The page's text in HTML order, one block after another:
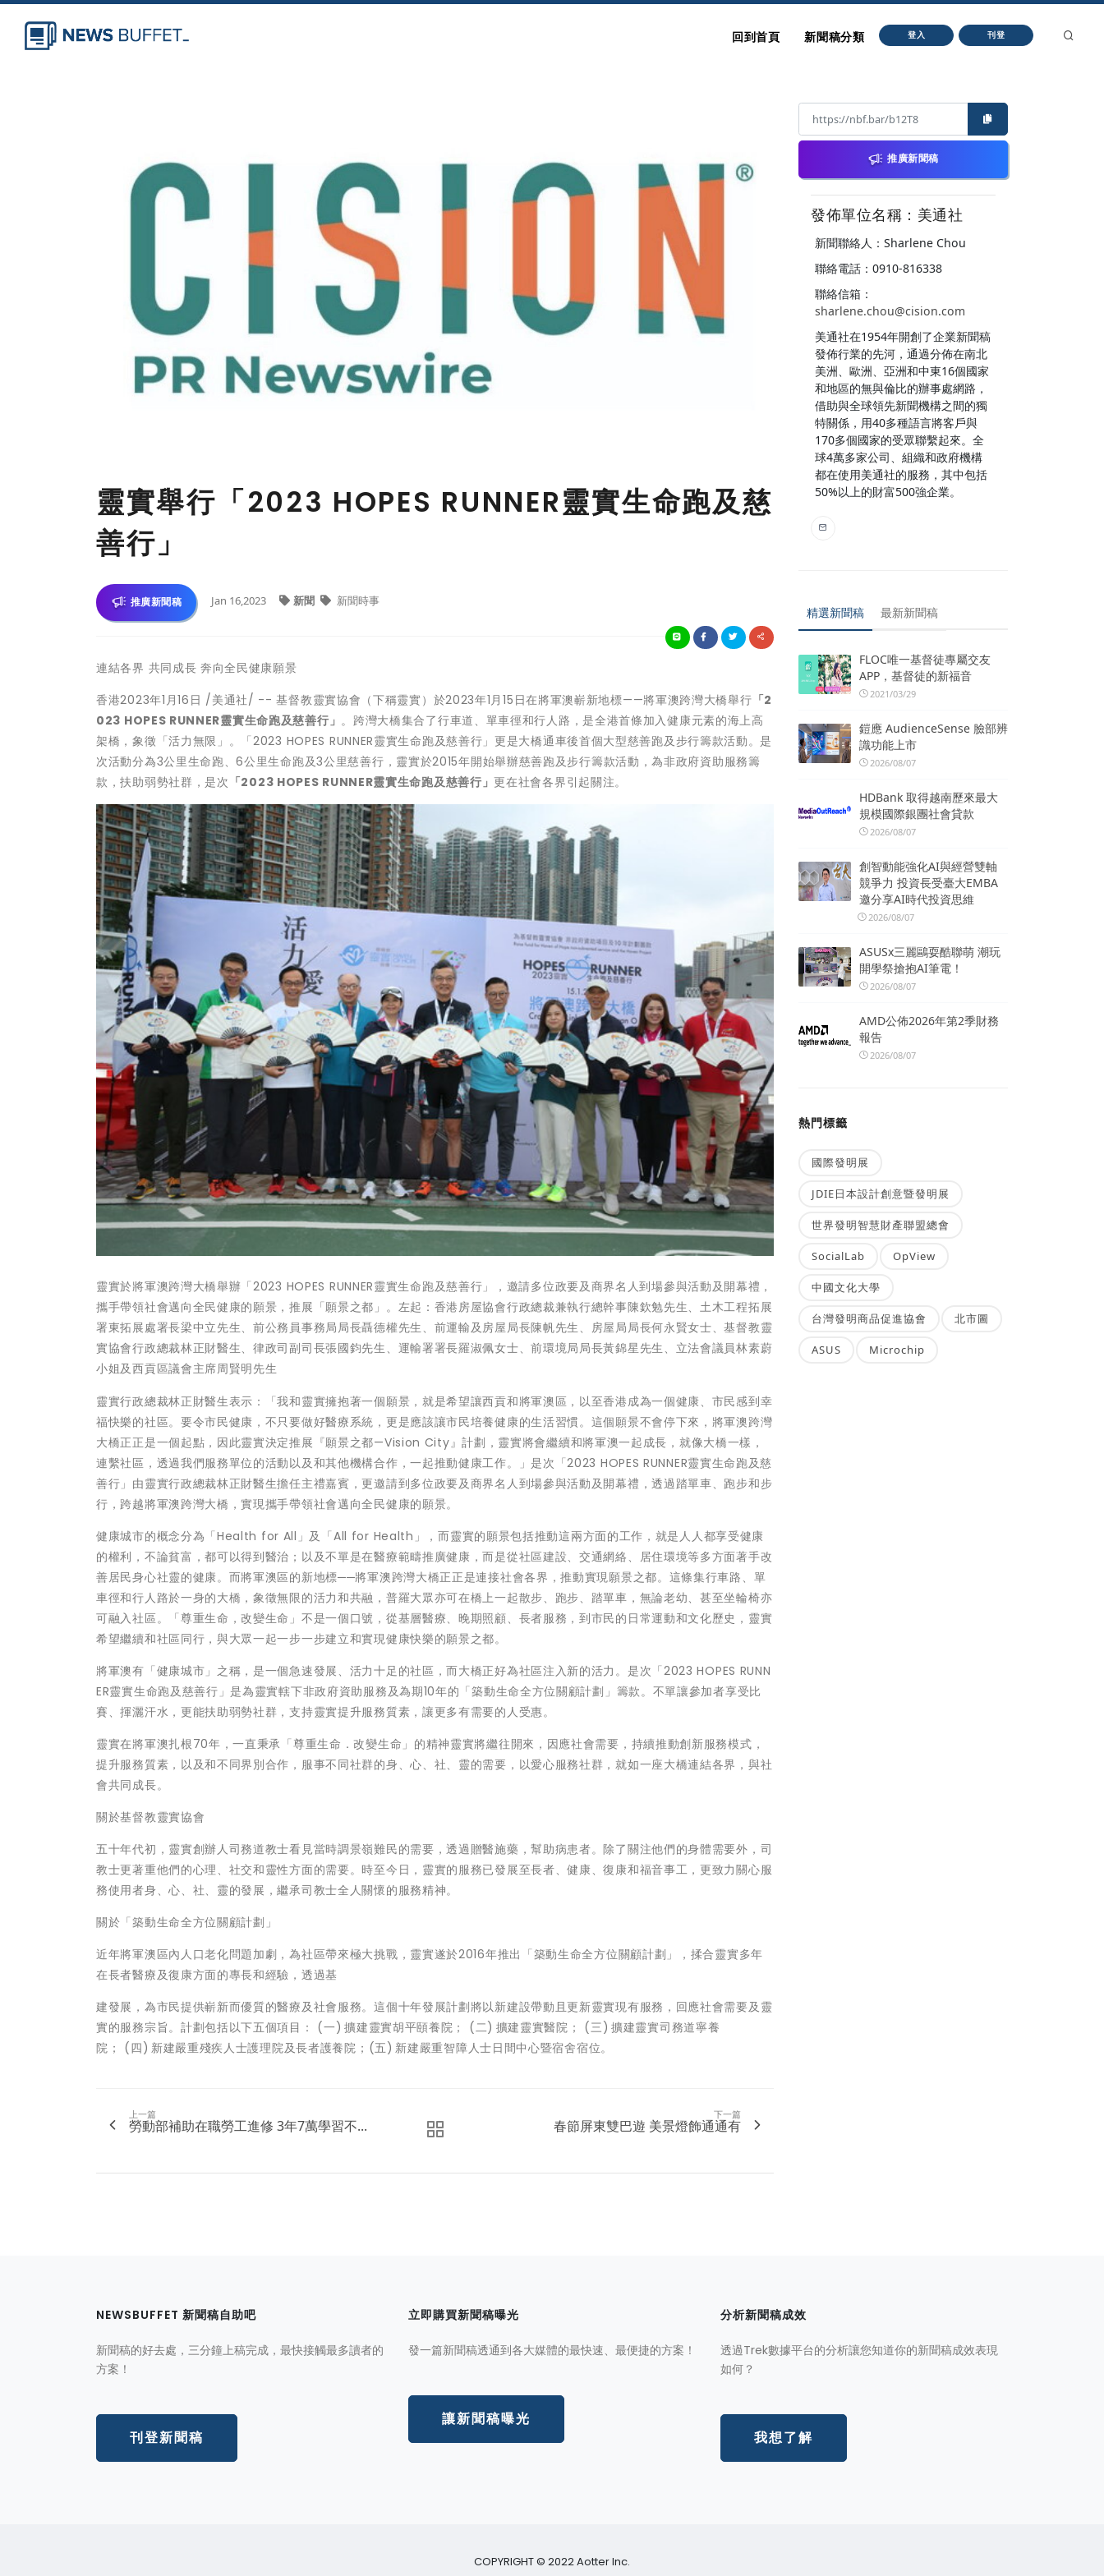
回到首頁 新聞稿分類 登入 刊登
靈實舉行「2023 HOPES RUNNER靈實生命跑及慈
善行」
推廣新聞稿 Jan 16,2023 新聞 新聞時事
連結各界 共同成長 奔向全民健康願景
香港2023年1月16日 /美通社/ -- 基督教靈實協會（下稱靈實）於2023年1月15日在將軍澳嶄新地標——將軍澳跨灣大橋舉行 「2
023 HOPES RUNNER靈實生命跑及慈善行」 。跨灣大橋集合了行車道、單車徑和行人路，是全港首條加入健康元素的海上高
架橋，象徵「活力無限」。「2023 HOPES RUNNER靈實生命跑及慈善行」更是大橋通車後首個大型慈善跑及步行籌款活動。是
次活動分為3公里生命跑、6公里生命跑及3公里慈善行，靈實於2015年開始舉辦慈善跑及步行籌款活動，為非政府資助服務籌
款，扶助弱勢社群，是次 「2023 HOPES RUNNER靈實生命跑及慈善行」更在社會各界引起關注。
靈實於將軍澳跨灣大橋舉辦「2023 HOPES RUNNER靈實生命跑及慈善行」，邀請多位政要及商界名人到場參與活動及開幕禮，
攜手帶領社會邁向全民健康的願景，推展「願景之都」。左起：香港房屋協會行政總裁兼執行總幹事陳欽勉先生、土木工程拓展
署東拓展處署長梁中立先生、前公務員事務局局長聶德權先生、前運輸及房屋局長陳帆先生、房屋局局長何永賢女士、基督教靈
實協會行政總裁林正財醫生、律政司副司長張國鈞先生、運輸署署長羅淑佩女士、前環境局局長黃錦星先生、立法會議員林素蔚
小姐及西貢區議會主席周賢明先生
靈實行政總裁林正財醫生表示：「我和靈實擁抱著一個願景，就是希望讓西貢和將軍澳區，以至香港成為一個健康、市民感到幸
福快樂的社區。要令市民健康，不只要做好醫療系統，更是應該讓市民培養健康的生活習慣。這個願景不會停下來，將軍澳跨灣
大橋正正是一個起點，因此靈實決定推展『願景之都—Vision City』計劃，靈實將會繼續和將軍澳一起成長，就像大橋一樣，
連繫社區，透過我們服務單位的活動以及和其他機構合作，一起推動健康工作。」是次「2023 HOPES RUNNER靈實生命跑及慈
善行」由靈實行政總裁林正財醫生擔任主禮嘉賓，更邀請到多位政要及商界名人到場參與活動及開幕禮，透過踏單車、跑步和步
行，跨越將軍澳跨灣大橋，實現攜手帶領社會邁向全民健康的願景。
健康城市的概念分為「Health for All」及「All for Health」，而靈實的願景包括推動這兩方面的工作，就是人人都享受健康
的權利，不論貧富，都可以得到醫治；以及不單是在醫療範疇推廣健康，而是從社區建設、交通網絡、居住環境等多方面著手改
善居民身心社靈的健康。而將軍澳區的新地標──將軍澳跨灣大橋正正是連接社會各界，推動實現願景之都。這條集行車路、單
車徑和行人路於一身的大橋，象徵無限的活力和共融，普羅大眾亦可在橋上一起散步、跑步、踏單車，無論老幼、甚至坐輪椅亦
可融入社區。「尊重生命，改變生命」不是一個口號，從基層醫療、晚期照顧、長者服務，到市民的日常運動和文化歷史，靈實
希望繼續和社區同行，與大眾一起一步一步建立和實現健康快樂的願景之都。
將軍澳有「健康城市」之稱，是一個急速發展、活力十足的社區，而大橋正好為社區注入新的活力。 是次「2023 HOPES RUNN
ER靈實生命跑及慈善行」是為靈實轄下非政府資助服務及為期10年的「築動生命全方位關顧計劃」籌款。不單讓參加者享受比
賽、揮灑汗水，更能扶助弱勢社群，支持靈實提升服務質素，讓更多有需要的人受惠。
靈實在將軍澳扎根70年，一直秉承「尊重生命．改變生命」的精神靈實將繼往開來，因應社會需要，持續推動創新服務模式，
提升服務質素，以及和不同界別合作，服事不同社群的身、心、社、靈的需要，以愛心服務社群，就如一座大橋連結各界，與社
會共同成長。
關於基督教靈實協會
五十年代初，靈實創辦人司務道教士看見當時調景嶺難民的需要，透過贈醫施藥，幫助病患者。除了關注他們的身體需要外，司
教士更著重他們的心理、社交和靈性方面的需要。時至今日，靈實的服務已發展至長者、健康、復康和福音事工，更致力關心服
務使用者身、心、社、靈的發展，繼承司教士全人關懷的服務精神。
關於「築動生命全方位關顧計劃」
近年將軍澳區內人口老化問題加劇，為社區帶來極大挑戰，靈實遂於2016年推出「築動生命全方位關顧計劃」，揉合靈實多年
在長者醫療及復康方面的專長和經驗，透過基
建發展，為市民提供嶄新而優質的醫療及社會服務。這個十年發展計劃將以新建設帶動且更新靈實現有服務，回應社會需要及靈
實的服務宗旨。計劃包括以下五個項目： (一) 擴建靈實胡平頤養院； (二) 擴建靈實醫院； (三) 擴建靈實司務道寧養
院； (四) 新建嚴重殘疾人士護理院及長者護養院；(五) 新建嚴重智障人士日間中心暨宿舍宿位。
上一篇
勞動部補助在職勞工進修 3年7萬學習不...
下一篇
春節屏東雙巴遊 美景燈飾通通有
推廣新聞稿
發佈單位名稱：美通社
新聞聯絡人：Sharlene Chou
聯絡電話：0910-816338
聯絡信箱：
sharlene.chou@cision.com
美通社在1954年開創了企業新聞稿
發佈行業的先河，通過分佈在南北
美洲、歐洲、亞洲和中東16個國家
和地區的無與倫比的辦事處網路，
借助與全球領先新聞機構之間的獨
特關係，用40多種語言將客戶與
170多個國家的受眾聯繫起來。全
球4萬多家公司、組織和政府機構
都在使用美通社的服務，其中包括
50%以上的財富500強企業。
精選新聞稿 最新新聞稿
FLOC唯一基督徒專屬交友
APP，基督徒的新福音
2021/03/29
鎧應 AudienceSense 臉部辨
識功能上市
2026/08/07
HDBank 取得越南歷來最大
規模國際銀團社會貸款
2026/08/07
創智動能強化AI與經營雙軸
競爭力 投資長受臺大EMBA
邀分享AI時代投資思維
2026/08/07
ASUSx三麗鷗耍酷聯萌 潮玩
開學祭搶抱AI筆電！
2026/08/07
AMD公佈2026年第2季財務
報告
2026/08/07
熱門標籤
國際發明展
JDIE日本設計創意暨發明展
世界發明智慧財產聯盟總會
SocialLab OpView
中國文化大學
台灣發明商品促進協會 北市圖
ASUS Microchip
NEWSBUFFET 新聞稿自助吧
新聞稿的好去處，三分鐘上稿完成，最快接觸最多讀者的
方案！
刊登新聞稿
立即購買新聞稿曝光
發一篇新聞稿透通到各大媒體的最快速、最便捷的方案！
讓新聞稿曝光
分析新聞稿成效
透過Trek數據平台的分析讓您知道你的新聞稿成效表現
如何？
我想了解
COPYRIGHT © 2022 Aotter Inc.